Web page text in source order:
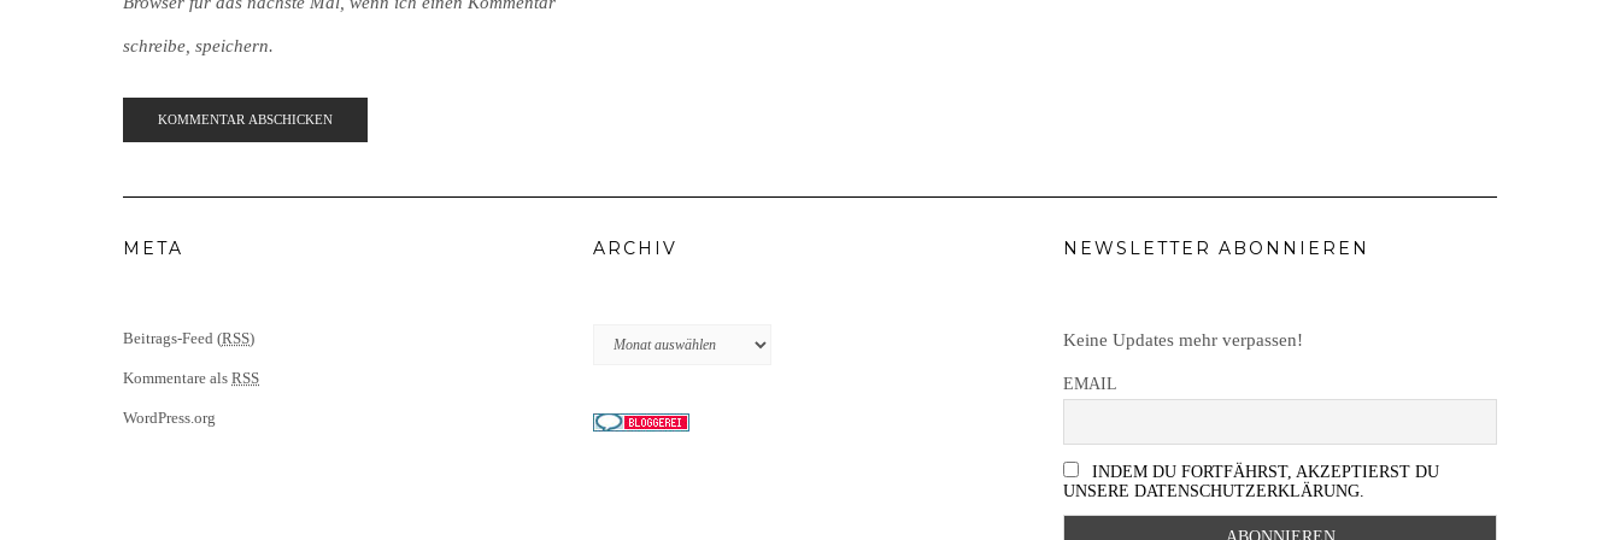
schreibe, speichern.
META
Beitrags-Feed (RSS)
Kommentare als RSS
WordPress.org
ARCHIV
Archiv
NEWSLETTER ABONNIEREN
Keine Updates mehr verpassen!
EMAIL
INDEM DU FORTFÄHRST, AKZEPTIERST DU
UNSERE DATENSCHUTZERKLÄRUNG.